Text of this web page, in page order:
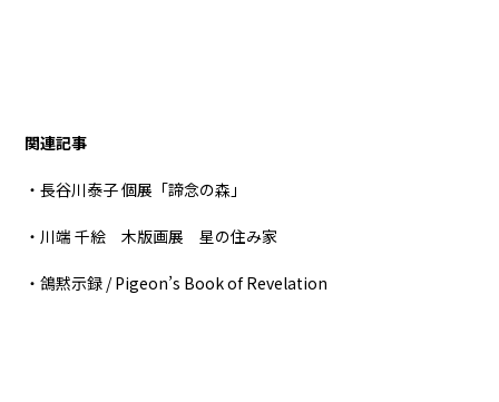
関連記事
・長谷川泰子 個展「諦念の森」
・川端 千絵 木版画展 星の住み家
・鴿黙示録 / Pigeon’s Book of Revelation